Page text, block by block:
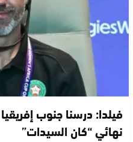
فيلدا: درسنا جنوب
نهائي “كان السيدات”